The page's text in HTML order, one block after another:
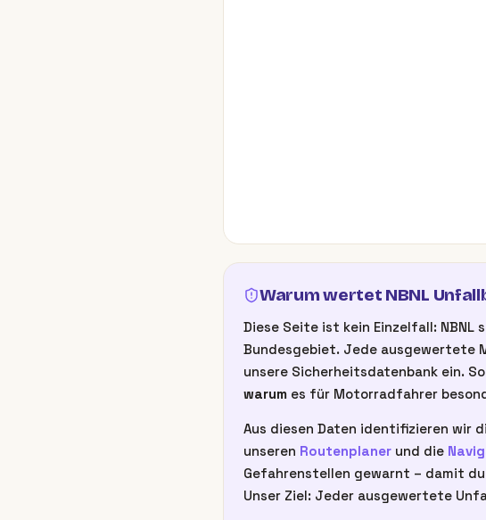
Warum wertet NBNL
Diese Seite ist kein Einzelfall:
Bundesgebiet. Jede ausgewertete
unsere Sicherheitsdatenbank ein.
warum es für Motorradfahrer
Aus diesen Daten identifizieren wir
unseren Routenplaner und die
Gefahrenstellen gewarnt – damit
Unser Ziel: Jeder ausgewertete